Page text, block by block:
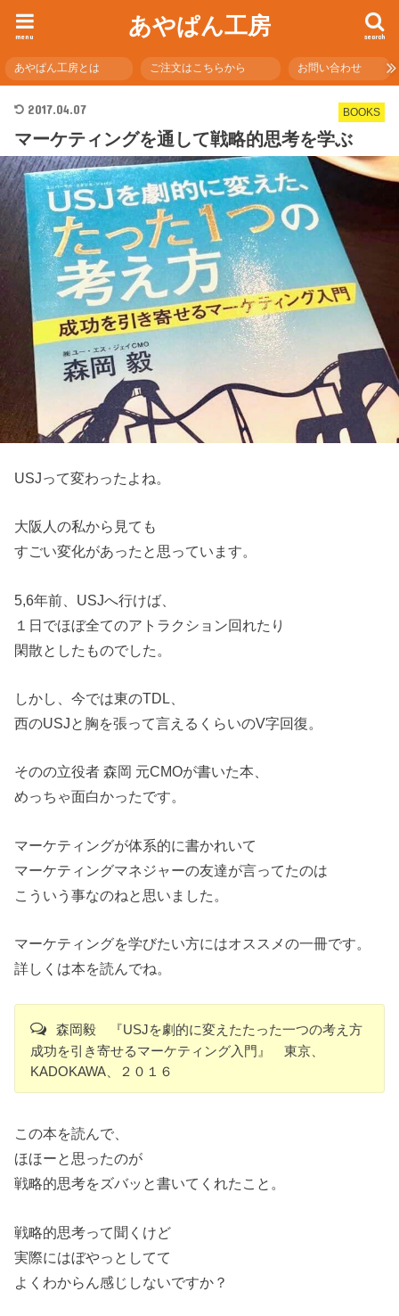
あやぱん工房 search
menu
あやぱん工房とは ご注文はこちらから お問い合わせ
BOOKS
2017.04.07
マーケティングを通して戦略的思考を学ぶ
USJって変わったよね。
大阪人の私から見ても
すごい変化があったと思っています。
5,6年前、USJへ行けば、
１日でほぼ全てのアトラクション回れたり
閑散としたものでした。
しかし、今では東のTDL、
西のUSJと胸を張って言えるくらいのV字回復。
そのの立役者 森岡 元CMOが書いた本、
めっちゃ面白かったです。
マーケティングが体系的に書かれいて
マーケティングマネジャーの友達が言ってたのは
こういう事なのねと思いました。
マーケティングを学びたい方にはオススメの一冊です。
詳しくは本を読んでね。
森岡毅 『USJを劇的に変えたたった一つの考え方
成功を引き寄せるマーケティング入門』 東京、
KADOKAWA、２０１６
この本を読んで、
ほほーと思ったのが
戦略的思考をズバッと書いてくれたこと。
戦略的思考って聞くけど
実際にはぼやっとしてて
よくわからん感じしないですか？